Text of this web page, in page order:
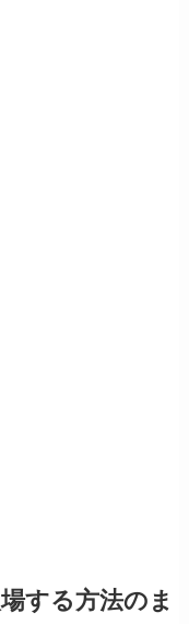
する方法のま